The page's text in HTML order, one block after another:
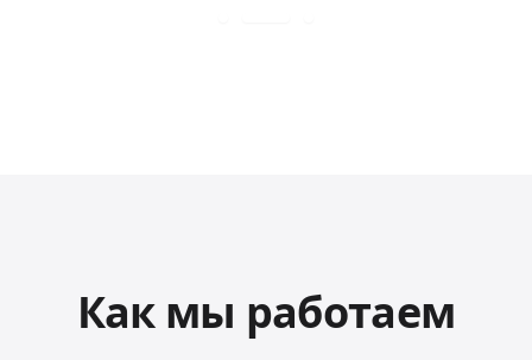
Как мы работаем